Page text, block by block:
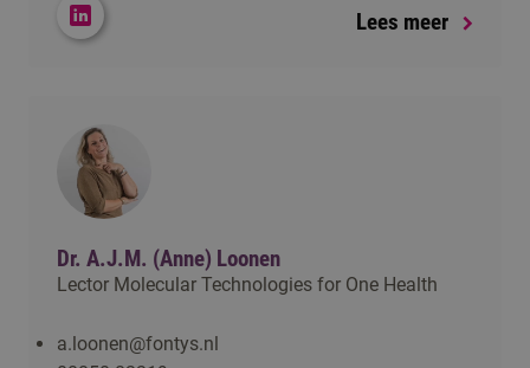
Lees meer
Dr. A.J.M. (Anne) Loonen
Lector Molecular Technologies for One Health
a.loonen@fontys.nl